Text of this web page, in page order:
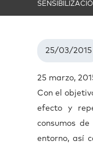
25/03/2015
25 marzo,
Con el
efecto y
consumos
entorno, así